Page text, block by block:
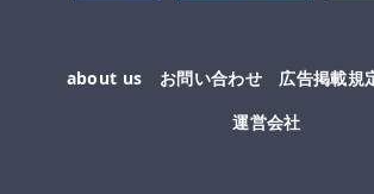
about us お問い合わせ 広告掲載規
運営会社